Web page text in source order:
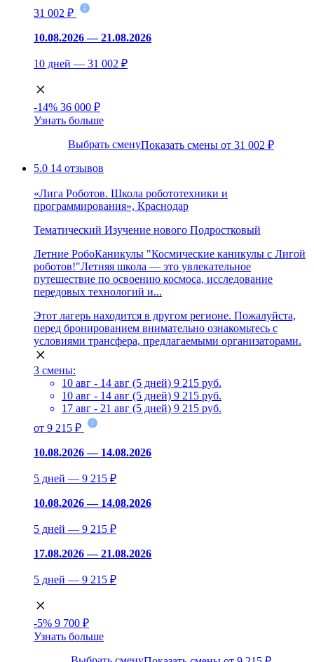
31 002 ₽
10.08.2026 — 21.08.2026
10 дней — 31 002 ₽
-14% 36 000 ₽
Узнать больше
Выбрать сменуПоказать смены от 31 002 ₽
5.0 14 отзывов
«Лига Роботов. Школа робототехники и
программирования», Краснодар
Тематический Изучение нового Подростковый
Летние РобоКаникулы "Космические каникулы с Лигой
роботов!"Летняя школа — это увлекательное
путешествие по освоению космоса, исследование
передовых технологий и...
Этот лагерь находится в другом регионе. Пожалуйста,
перед бронированием внимательно ознакомьтесь с
условиями трансфера, предлагаемыми организаторами.
3 смены:
10 авг - 14 авг (5 дней) 9 215 руб.
10 авг - 14 авг (5 дней) 9 215 руб.
17 авг - 21 авг (5 дней) 9 215 руб.
от 9 215 ₽
10.08.2026 — 14.08.2026
5 дней — 9 215 ₽
10.08.2026 — 14.08.2026
5 дней — 9 215 ₽
17.08.2026 — 21.08.2026
5 дней — 9 215 ₽
-5% 9 700 ₽
Узнать больше